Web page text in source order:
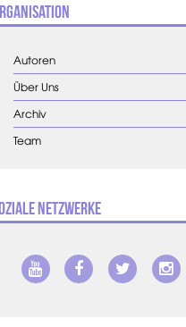
Autoren
Über Uns
Archiv
Team
Netzwerke